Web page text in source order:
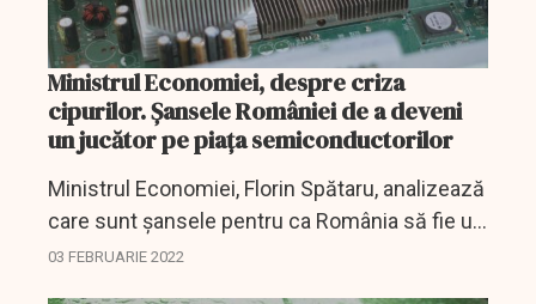
Ministrul Economiei, despre criza
cipurilor. Șansele României de a deveni
un jucător pe piața semiconductorilor
Ministrul Economiei, Florin Spătaru, analizează
care sunt șansele pentru ca România să fie un
jucător în zona industriei semiconductorilor.
03 FEBRUARIE 2022